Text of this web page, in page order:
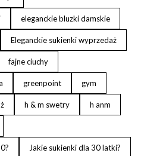
eleganckie bluzki damskie
Eleganckie sukienki wyprzedaż
fajne ciuchy
greenpoint gym
h & m swetry h anm
Jakie sukienki dla 30 latki?